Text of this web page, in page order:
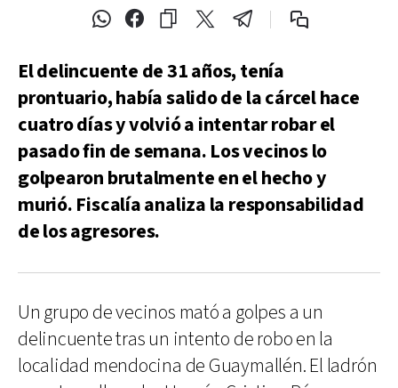
El delincuente de 31 años, tenía
prontuario, había salido de la cárcel hace
cuatro días y volvió a intentar robar el
pasado fin de semana. Los vecinos lo
golpearon brutalmente en el hecho y
murió. Fiscalía analiza la responsabilidad
de los agresores.
Un grupo de vecinos mató a golpes a un
delincuente tras un intento de robo en la
localidad mendocina de Guaymallén. El ladrón